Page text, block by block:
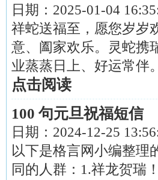
日期： 2025-01-04
祥蛇送福至，愿您岁岁
意、阖家欢乐。灵蛇携
业蒸蒸日上、好运常伴
点击阅读
100 句元旦祝福短信
日期： 2024-12-25
以下是格言网小编整理
同的人群：1.祥龙贺瑞